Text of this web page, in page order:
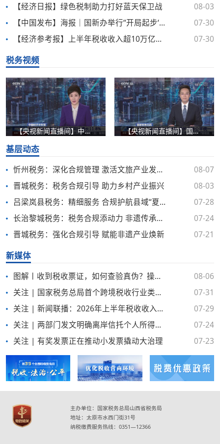
【经济日报】绿色税制助力打好蓝天保卫战
08-03
【中国发布】海报｜国新办举行“开局起步‘十五五’”系列主题新闻发布会 介绍“十五五”时期税收改革发展有关情况
07-30
【经济参考报】上半年税收收入超10万亿元 新动能领域增收效应明显
07-30
税务视频
【央视新闻直播间】中国经济半年报 惠民税收优惠政策减免税同比增长11.8% 【央视新闻直播间】国家税务总局 治理违规招商引资涉税 维护市场公平统一
基层动态
忻州税务：深化合规管理 激活文旅产业发展动能
08-07
晋城税务：税务合规引导 助力乡村产业振兴
08-03
吕梁岚县税务：精细服务 合规护航县域“夏日经济”
07-28
长治黎城税务：税务合规添动力 非遗传承向新行
07-24
晋城税务：强化合规引导 赋能非遗产业焕新
07-21
新媒体
图解丨收到税收票证，如何查验真伪？操作指南来了！
08-06
关注 | 国家税务总局首个跨境税收行业类指引《国际运输涉税服务指引》正式发布
07-31
关注 | 新闻联播：2026年上半年税收收入稳步增长 新质生产力发展成效明显
07-29
关注 | 两部门发文明确离岸信托个人所得税有关事项
07-24
关注 | 有奖发票正在推动小发票撬动大治理
07-23
主办单位：国家税务总局山西省税务局
地址：太原市水西门街31号
纳税缴费服务热线：0351—12366